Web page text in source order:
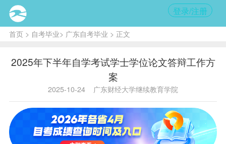
登录/注册
首页> 自考毕业> 广东自考毕业 > 正文
2025年下半年自学考试学士学位论文答辩工作方
案
2025-10-24 广东财经大学继续教育学院